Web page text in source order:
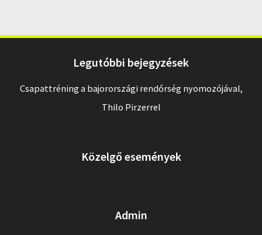
Legutóbbi bejegyzések
Csapattréning a bajorországi rendőrség nyomozójával,
Thilo Pirzerrel
Közelgő események
Admin